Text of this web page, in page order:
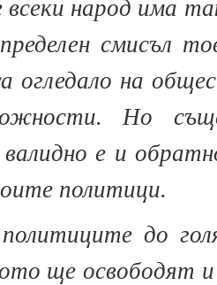
всеки народ има
смисъл
огледало на
Но
валидно е и
политици.
до
ще освободят